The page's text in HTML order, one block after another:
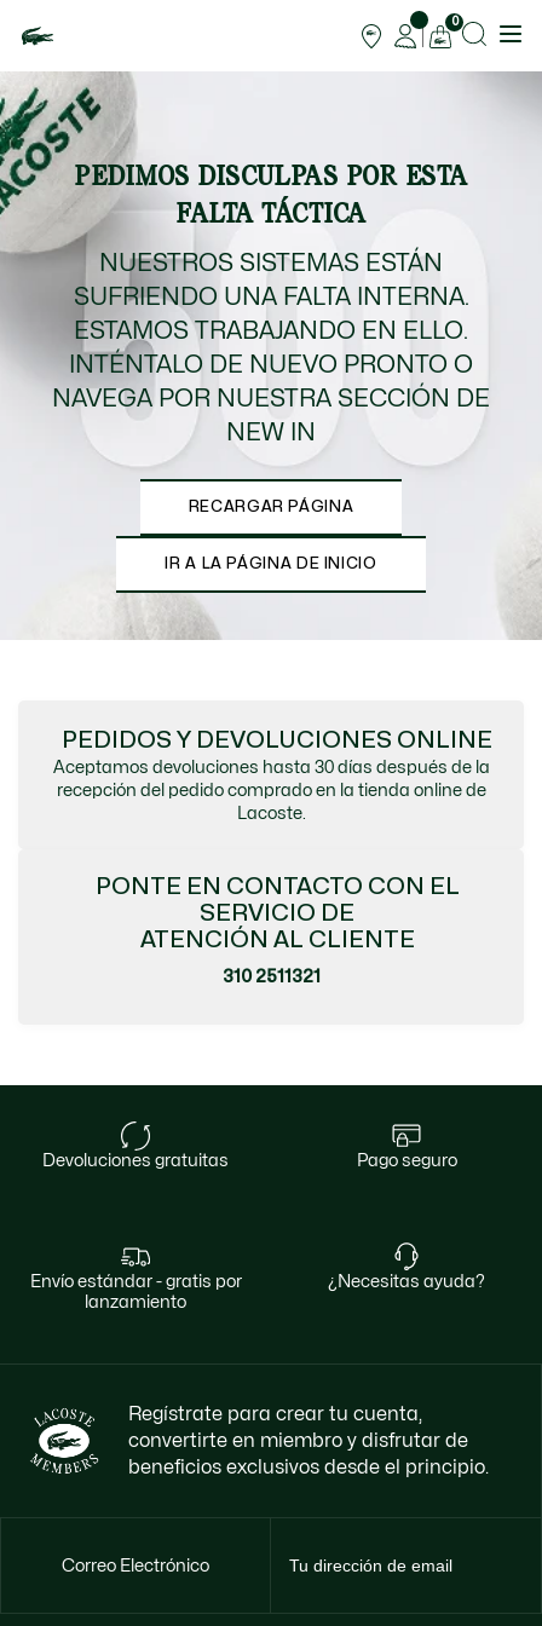
0
PEDIMOS DISCULPAS POR ESTA
FALTA TÁCTICA
NUESTROS SISTEMAS ESTÁN
SUFRIENDO UNA FALTA INTERNA.
ESTAMOS TRABAJANDO EN ELLO.
INTÉNTALO DE NUEVO PRONTO O
NAVEGA POR NUESTRA SECCIÓN DE
NEW IN
RECARGAR PÁGINA
IR A LA PÁGINA DE INICIO
PEDIDOS Y DEVOLUCIONES ONLINE
Aceptamos devoluciones hasta 30 días después de la
recepción del pedido comprado en la tienda online de
Lacoste.
PONTE EN CONTACTO CON EL
SERVICIO DE
ATENCIÓN AL CLIENTE
310 2511321
devoluciones gratuitas pago seguro
envío estándar - gratis por
lanzamiento
¿necesitas ayuda?
Regístrate para crear tu cuenta,
convertirte en miembro y disfrutar de
beneficios exclusivos desde el principio.
Correo Electrónico